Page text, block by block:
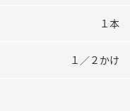
１本
１／２かけ